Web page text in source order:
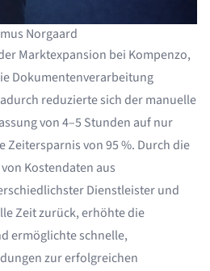
Norgaard
Marktexpansion bei Kompenzo,
Dokumentenverarbeitung
reduzierte sich der manuelle
von 4–5 Stunden auf nur
Zeitersparnis von 95 %. Durch die
Kostendaten aus
Dienstleister und
Zeit zurück, erhöhte die
ermöglichte schnelle,
zur erfolgreichen